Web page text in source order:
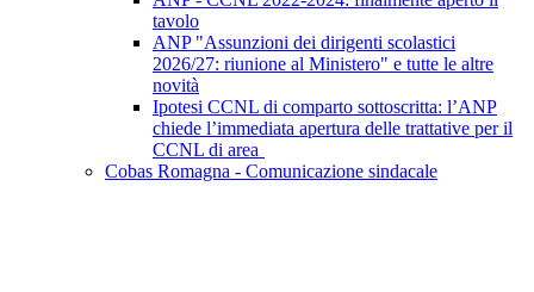
tavolo
ANP "Assunzioni dei dirigenti scolastici
2026/27: riunione al Ministero" e tutte le altre
novità
Ipotesi CCNL di comparto sottoscritta: l’ANP
chiede l’immediata apertura delle trattative per il
CCNL di area
Cobas Romagna - Comunicazione sindacale